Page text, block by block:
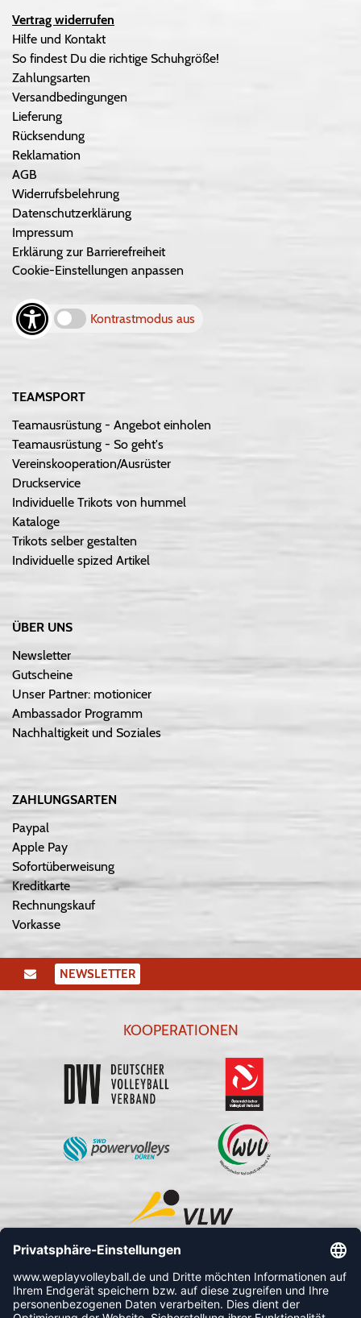
Vertrag widerrufen
Hilfe und Kontakt
So findest Du die richtige Schuhgröße!
Zahlungsarten
Versandbedingungen
Lieferung
Rücksendung
Reklamation
AGB
Widerrufsbelehrung
Datenschutzerklärung
Impressum
Erklärung zur Barrierefreiheit
Cookie-Einstellungen anpassen
Kontrastmodus aus
TEAMSPORT
Teamausrüstung - Angebot einholen
Teamausrüstung - So geht's
Vereinskooperation/Ausrüster
Druckservice
Individuelle Trikots von hummel
Kataloge
Trikots selber gestalten
Individuelle spized Artikel
ÜBER UNS
Newsletter
Gutscheine
Unser Partner: motionicer
Ambassador Programm
Nachhaltigkeit und Soziales
ZAHLUNGSARTEN
Paypal
Apple Pay
Sofortüberweisung
Kreditkarte
Rechnungskauf
Vorkasse
NEWSLETTER
KOOPERATIONEN
FOLLOW US